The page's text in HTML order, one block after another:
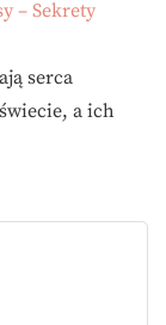
– Sekrety
serca
a ich